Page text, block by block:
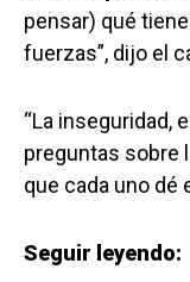
pensar) qué
fuerzas”, dijo el
“La inseguridad,
preguntas sobre
que cada uno dé
Seguir leyendo: